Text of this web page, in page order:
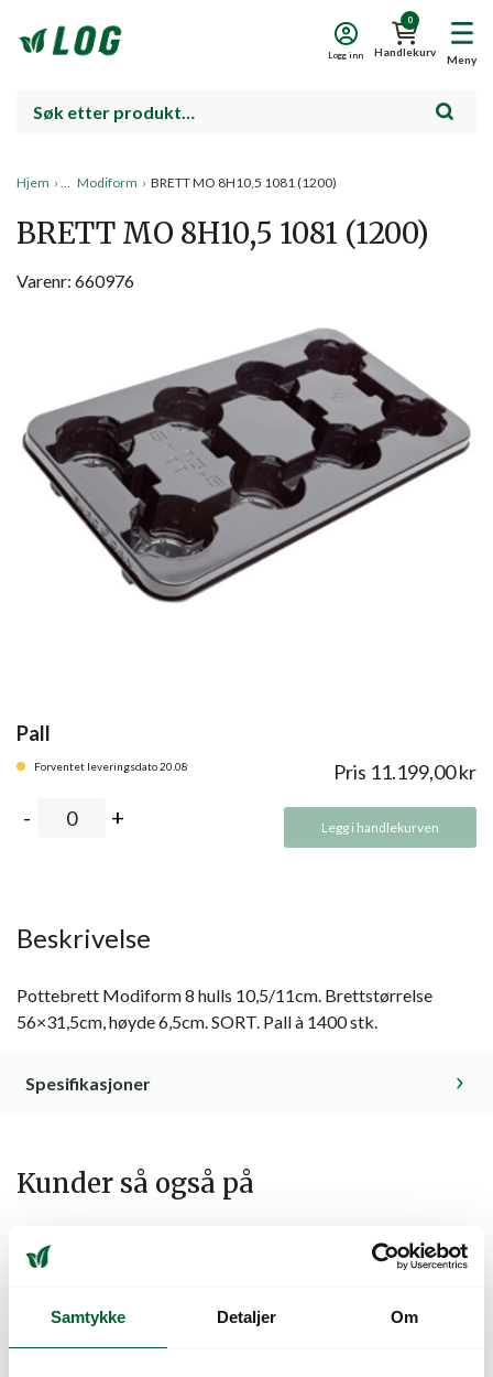
Samtykke Detaljer Om
Meny
0
Handlekurv
Logg inn
Hjem › Modiform › BRETT MO 8H10,5 1081 (1200)
BRETT MO 8H10,5 1081 (1200)
Varenr: 660976
Pall
Forventet leveringsdato 20.08 Pris 11.199,00kr
Legg i handlekurven
Beskrivelse
Pottebrett Modiform 8 hulls 10,5/11cm. Brettstørrelse
56×31,5cm, høyde 6,5cm. SORT. Pall à 1400 stk.
Spesifikasjoner
Kunder så også på